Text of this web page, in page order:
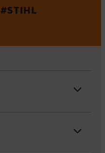
#STIHL